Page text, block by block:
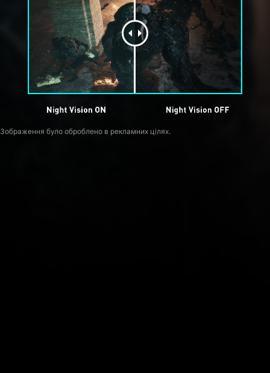
Зображення було оброблено в рекламних цілях.